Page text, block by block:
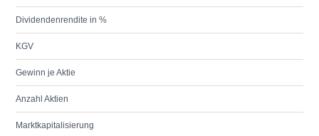
Dividendenrendite in %
KGV
Gewinn je Aktie
Anzahl Aktien
Marktkapitalisierung